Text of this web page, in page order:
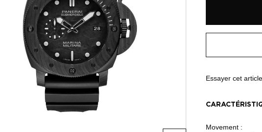
Essayer cet
Movement :